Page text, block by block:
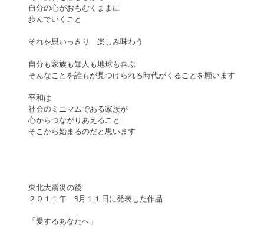
自分の心がおもむくままに
歩んでいくこと
それを思いっきり　楽しみ味わう
自分も家族も知人も地球も喜ぶ
そんなことを誰もが見つけられる時代がくることを願います
平和は
社会のミニマムである家族が
心からつながりあえること
そこから始まるのだと思います
東北大震災の後
２０１１年　9月１１日に発表した作品
「愛するあなたへ」